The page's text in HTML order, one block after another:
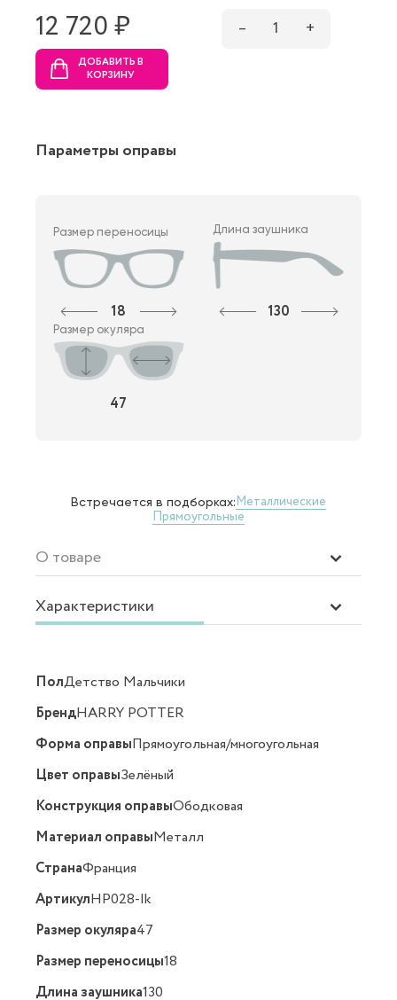
12 720 ₷ – 1 +
ДОБАВИТЬ В
КОРЗИНУ
Параметры оправы
Размер переносицы
18
Длина заушника
130
Размер окуляра
47
Встречается в подборках:Металлические
Прямоугольные
О товаре
Характеристики
ПолДетство Мальчики
БрендHARRY POTTER
Форма оправыПрямоугольная/многоугольная
Цвет оправыЗелёный
Конструкция оправыОбодковая
Материал оправыМеталл
СтранаФранция
АртикулHP028-Ik
Размер окуляра47
Размер переносицы18
Длина заушника130